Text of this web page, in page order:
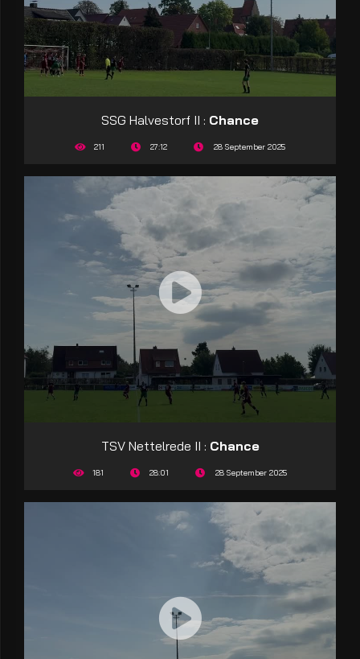
SSG Halvestorf II : Chance
211 27:12 28 September 2025
TSV Nettelrede II : Chance
181 28:01 28 September 2025